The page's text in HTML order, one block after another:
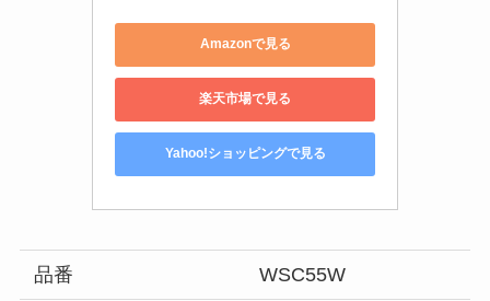
Amazonで見る
楽天市場で見る
Yahoo!ショッピングで見る
品番 WSC55W